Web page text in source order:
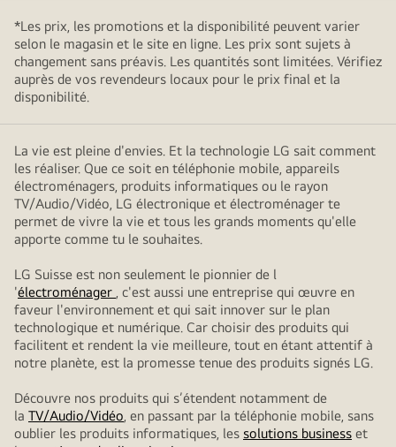
*Les prix, les promotions et la disponibilité peuvent varier
selon le magasin et le site en ligne. Les prix sont sujets à
changement sans préavis. Les quantités sont limitées. Vérifiez
auprès de vos revendeurs locaux pour le prix final et la
disponibilité.
La vie est pleine d'envies. Et la technologie LG sait comment
les réaliser. Que ce soit en téléphonie mobile, appareils
électroménagers, produits informatiques ou le rayon
TV/Audio/Vidéo, LG électronique et électroménager te
permet de vivre la vie et tous les grands moments qu'elle
apporte comme tu le souhaites.
LG Suisse est non seulement le pionnier de l
'électroménager , c'est aussi une entreprise qui œuvre en
faveur l'environnement et qui sait innover sur le plan
technologique et numérique. Car choisir des produits qui
facilitent et rendent la vie meilleure, tout en étant attentif à
notre planète, est la promesse tenue des produits signés LG.
Découvre nos produits qui s’étendent notamment de
la TV/Audio/Vidéo, en passant par la téléphonie mobile, sans
oublier les produits informatiques, les solutions business et